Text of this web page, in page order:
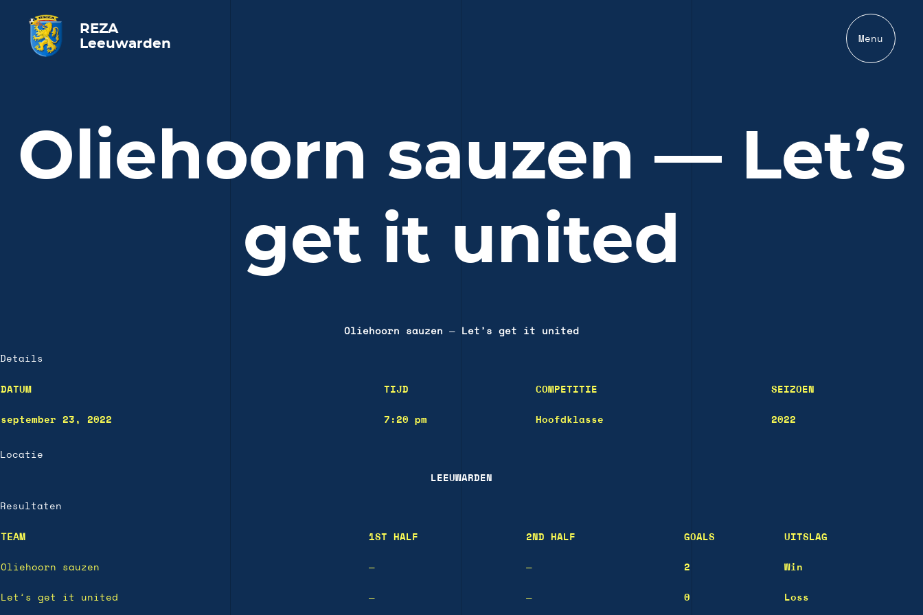
REZA
Leeuwarden
Menu
Oliehoorn sauzen — Let’s
get it united
Oliehoorn sauzen — Let’s get it united
Details
DATUM TIJD COMPETITIE SEIZOEN
september 23, 2022 7:20 pm Hoofdklasse 2022
Locatie
LEEUWARDEN
Resultaten
TEAM 1ST HALF 2ND HALF GOALS UITSLAG
Oliehoorn sauzen — — 2 Win
Let’s get it united — — 0 Loss